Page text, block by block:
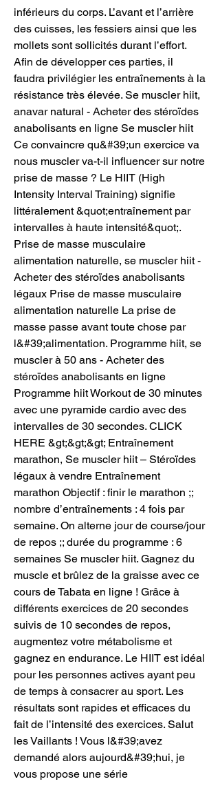
inférieurs du corps. L’avant et l’arrière
des cuisses, les fessiers ainsi que les
mollets sont sollicités durant l’effort.
Afin de développer ces parties, il
faudra privilégier les entraînements à la
résistance très élevée. Se muscler hiit,
anavar natural - Acheter des stéroïdes
anabolisants en ligne Se muscler hiit
Ce convaincre qu&#39;un exercice va
nous muscler va-t-il influencer sur notre
prise de masse ? Le HIIT (High
Intensity Interval Training) signifie
littéralement &quot;entraînement par
intervalles à haute intensité&quot;.
Prise de masse musculaire
alimentation naturelle, se muscler hiit -
Acheter des stéroïdes anabolisants
légaux Prise de masse musculaire
alimentation naturelle La prise de
masse passe avant toute chose par
l&#39;alimentation. Programme hiit, se
muscler à 50 ans - Acheter des
stéroïdes anabolisants en ligne
Programme hiit Workout de 30 minutes
avec une pyramide cardio avec des
intervalles de 30 secondes. CLICK
HERE &gt;&gt;&gt; Entraînement
marathon, Se muscler hiit – Stéroïdes
légaux à vendre Entraînement
marathon Objectif : finir le marathon ;;
nombre d’entraînements : 4 fois par
semaine. On alterne jour de course/jour
de repos ;; durée du programme : 6
semaines Se muscler hiit. Gagnez du
muscle et brûlez de la graisse avec ce
cours de Tabata en ligne ! Grâce à
différents exercices de 20 secondes
suivis de 10 secondes de repos,
augmentez votre métabolisme et
gagnez en endurance. Le HIIT est idéal
pour les personnes actives ayant peu
de temps à consacrer au sport. Les
résultats sont rapides et efficaces du
fait de l’intensité des exercices. Salut
les Vaillants ! Vous l&#39;avez
demandé alors aujourd&#39;hui, je
vous propose une série